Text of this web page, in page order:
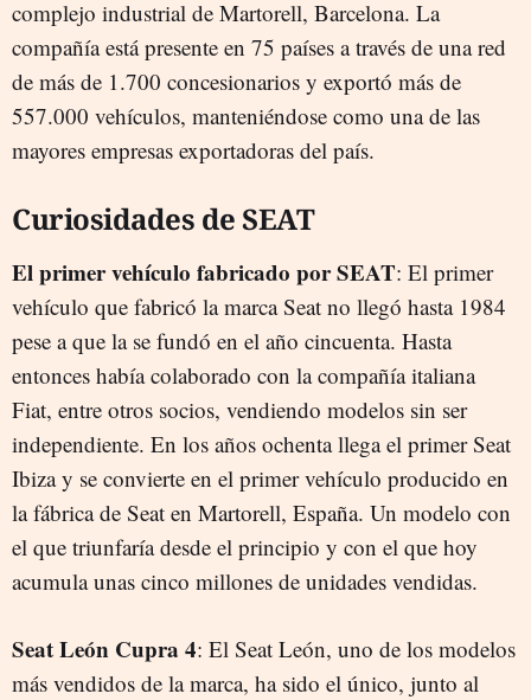
complejo industrial de Martorell, Barcelona. La
compañía está presente en 75 países a través de una red
de más de 1.700 concesionarios y exportó más de
557.000 vehículos, manteniéndose como una de las
mayores empresas exportadoras del país.
Curiosidades de SEAT
El primer vehículo fabricado por SEAT: El primer
vehículo que fabricó la marca Seat no llegó hasta 1984
pese a que la se fundó en el año cincuenta. Hasta
entonces había colaborado con la compañía italiana
Fiat, entre otros socios, vendiendo modelos sin ser
independiente. En los años ochenta llega el primer Seat
Ibiza y se convierte en el primer vehículo producido en
la fábrica de Seat en Martorell, España. Un modelo con
el que triunfaría desde el principio y con el que hoy
acumula unas cinco millones de unidades vendidas.
Seat León Cupra 4: El Seat León, uno de los modelos
más vendidos de la marca, ha sido el único, junto al